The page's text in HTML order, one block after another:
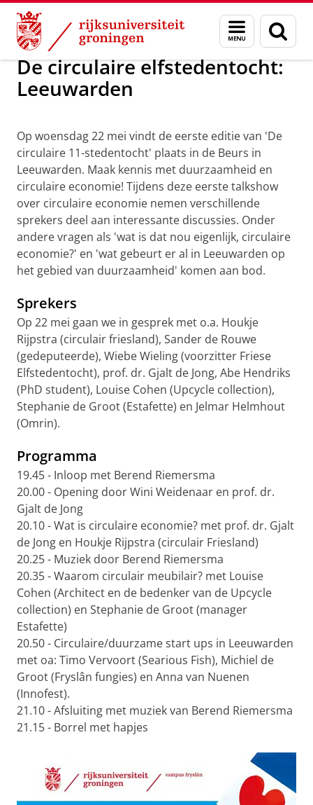
Skip
Content
Skip
Navigation
Menu
en
zoeken
Over ons Societal impact
De circulaire elfstedentocht:
Leeuwarden
Op woensdag 22 mei vindt de eerste editie van 'De
circulaire 11-stedentocht' plaats in de Beurs in
Leeuwarden. Maak kennis met duurzaamheid en
circulaire economie! Tijdens deze eerste talkshow
over circulaire economie nemen verschillende
sprekers deel aan interessante discussies. Onder
andere vragen als 'wat is dat nou eigenlijk, circulaire
economie?' en 'wat gebeurt er al in Leeuwarden op
het gebied van duurzaamheid' komen aan bod.
Sprekers
Op 22 mei gaan we in gesprek met o.a. Houkje
Rijpstra (circulair friesland), Sander de Rouwe
(gedeputeerde), Wiebe Wieling (voorzitter Friese
Elfstedentocht), prof. dr. Gjalt de Jong, Abe Hendriks
(PhD student), Louise Cohen (Upcycle collection),
Stephanie de Groot (Estafette) en Jelmar Helmhout
(Omrin).
Programma
19.45 - Inloop met Berend Riemersma
20.00 - Opening door Wini Weidenaar en prof. dr.
Gjalt de Jong
20.10 - Wat is circulaire economie? met prof. dr. Gjalt
de Jong en Houkje Rijpstra (circulair Friesland)
20.25 - Muziek door Berend Riemersma
20.35 - Waarom circulair meubilair? met Louise
Cohen (Architect en de bedenker van de Upcycle
collection) en Stephanie de Groot (manager
Estafette)
20.50 - Circulaire/duurzame start ups in Leeuwarden
met oa: Timo Vervoort (Searious Fish), Michiel de
Groot (Fryslân fungies) en Anna van Nuenen
(Innofest).
21.10 - Afsluiting met muziek van Berend Riemersma
21.15 - Borrel met hapjes